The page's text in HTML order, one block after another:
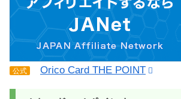
公式 Orico Card THE POINT